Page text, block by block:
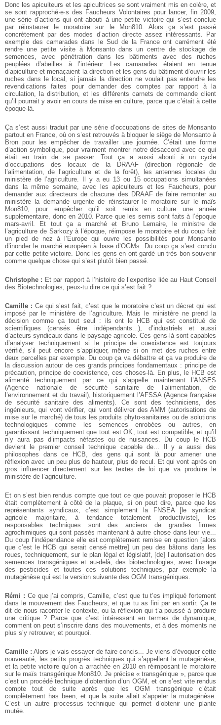
Donc les apiculteurs et les apicultrices se sont vraiment mis en colère, et
se sont rapproché·e·s des Faucheurs Volontaires pour lancer, fin 2009,
une série d’actions qui ont abouti à une petite victoire qui s’est conclue
par réinstaurer le moratoire sur le Mon810. Alors ça s’est passé
concrètement par des modes d’action directe assez intéressants. Par
exemple des camarades dans le Sud de la France ont carrément été
rendre une petite visite à Monsanto dans un centre de stockage de
semences, avec pénétration dans les bâtiments avec des ruches
peuplées d’abeilles à l’intérieur. Les camarades étaient en tenue
d’apiculture et menaçaient la direction et les gens du bâtiment d’ouvrir les
ruches dans le local, si jamais la direction ne voulait pas entendre les
revendications faites pour demander des comptes par rapport à la
circulation, la distribution, et les différents carnets de commande client
qu’il pourrait y avoir en cours de mise en culture, parce que c’était à cette
époque-là.
Ça s’est aussi traduit par une série d’occupations de sites de Monsanto
partout en France, où on s’est retrouvés à bloquer le siège de Monsanto à
Bron pour les empêcher de travailler une journée. C’était une forme
d’action symbolique, pour vraiment montrer notre désaccord avec ce qui
était en train de se passer. Tout ça a aussi abouti à un cycle
d’occupations des locaux de la DRAAF (direction régionale de
l’alimentation, de l’agriculture et de la forêt), les antennes locales du
ministère de l’agriculture. Il y a eu 13 ou 15 occupations simultanées
dans la même semaine, avec les apiculteurs et les Faucheurs, pour
demander aux directeurs de chacune des DRAAF de faire remonter au
ministère la demande urgente de réinstaurer le moratoire sur le maïs
Mon810, pour empêcher qu’il soit remis en culture une année
supplémentaire, donc en 2010. Parce que les semis sont faits à l’époque
mars-avril. Et tout ça a marché et Bruno Lemaire, le ministre de
l’agriculture de Sarkozy à l’époque, réimpose le moratoire et du coup fait
un pied de nez à l’Europe qui ouvre les possibilités pour Monsanto
d’inonder le marché européen à base d’OGMs. Du coup ça s’est conclu
par cette petite victoire. Donc les gens en ont gardé un très bon souvenir
comme quelque chose qui s’est plutôt bien passé.
Christophe : Et par rapport à l’histoire de l’expertise liée au Haut Conseil
des Biotechnologies, peux-tu dire ce qui s’est fait ?
Camille : Ce qui s’est fait, c’est que le moratoire c’est un décret qui est
imposé par le ministère de l’agriculture. Mais le ministère ne prend la
décision comme ça tout seul : ils ont le HCB qui est constitué de
scientifiques (censés être indépendants...), d’industriels et aussi
d’acteurs syndicaux dans le paysage agricole. Ces gens-là sont capables
d’analyser techniquement si le principe de coexistence est toujours
vérifié, s’il peut encore s’appliquer, même si on met des ruches entre
deux parcelles par exemple. Du coup ça va débattre et ça va produire de
la discussion autour de ces grands principes fondamentaux : principe de
précaution, principe de coexistence, ces choses-là. En plus, le HCB est
alimenté techniquement par ce qui s’appelle maintenant l’ANSES
(Agence nationale de sécurité sanitaire de l’alimentation, de
l’environnement et du travail), historiquement l’AFSSA (Agence française
de sécurité sanitaire des aliments). Ce sont des techniciens, des
ingénieurs, qui vont vérifier, qui vont délivrer des AMM (autorisations de
mise sur le marché) de tous les produits phyto-sanitaires ou de solutions
technologiques comme les semences enrobées ou autres, en
garantissant techniquement que tout est OK, tout est compatible, et qu’il
n’y aura pas d’impacts néfastes ou de nuisances. Du coup le HCB
devient le premier conseil technique capable de... Il y a aussi des
philosophes dans ce HCB, des gens qui sont là pour amener une
réflexion avec un peu plus de hauteur, plus de recul. Et qui vont après en
gros influencer directement sur les textes de loi que va produire le
ministère de l’agriculture.
Et on s’est bien rendus compte que tout ce que pouvait proposer le HCB
était complètement à côté de la plaque, si on peut dire, parce que les
représentants syndicaux, c’est simplement la FNSEA [le syndicat
agricole majoritaire, à tendance totalement productiviste], les
responsables techniques sont des anciens de grandes firmes
agrochimiques qui sont passés maintenant à autre chose dans leur vie...
Du coup l’indépendance elle est complètement remise en question [alors
que c’est le HCB qui serait censé mettre] un peu des bâtons dans les
roues, techniquement, sur le plan légal et législatif, [de] l’autorisation des
semences transgéniques et au-delà, des biotechnologies, avec l’usage
des pesticides et toutes ces solutions techniques, par exemple la
mutagénèse qui est la version suivante des OGM transgéniques.
Rémi : Ce que j’ai compris, Camille, c’est que tu t’es impliqué fortement
dans le mouvement des Faucheurs, et que tu as fini par en sortir. Ça te
dit de nous raconter le contexte, ou la réflexion qui t’a poussé à produire
une critique ? Parce que c’est intéressant en termes de dynamique,
comment on peut s’inscrire dans des mouvements, et à des moments ne
plus s’y retrouver, et pourquoi.
Camille : Alors je vais essayer de faire concis... Je viens d’évoquer cette
nouveauté, les petits progrès techniques qui s’appellent la mutagénèse,
et la petite victoire qu’on a arrachée en 2010 en réimposant le moratoire
sur le maïs transgénique Mon810. Je précise « transgénique », parce que
c’est un procédé technique d’obtention d’un OGM, et on s’est vite rendus
compte tout de suite après que les OGM transgénique c’était
complètement has been, et que la suite allait s’appeler la mutagénèse.
C’est un autre processus technique qui permet d’obtenir une plante
mutée.